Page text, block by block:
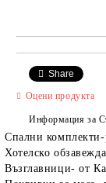
Share
Оцени продукта
Информация за
Спални
Хотелско
Възглавници- от